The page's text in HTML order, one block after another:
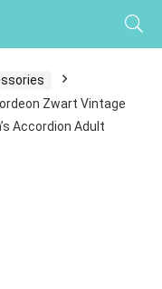
Zwart Vintage
Accordion Adult